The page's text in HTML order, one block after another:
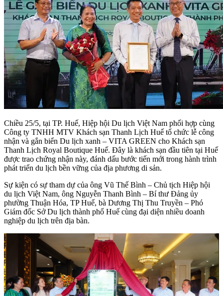
Chiều 25/5, tại TP. Huế, Hiệp hội Du lịch Việt Nam phối hợp cùng
Công ty TNHH MTV Khách sạn Thanh Lịch Huế tổ chức lễ công
nhận và gắn biển Du lịch xanh – VITA GREEN cho Khách sạn
Thanh Lịch Royal Boutique Huế. Đây là khách sạn đầu tiên tại Huế
được trao chứng nhận này, đánh dấu bước tiến mới trong hành trình
phát triển du lịch bền vững của địa phương di sản.
Sự kiện có sự tham dự của ông Vũ Thế Bình – Chủ tịch Hiệp hội
du lịch Việt Nam, ông Nguyễn Thanh Bình – Bí thư Đảng ủy
phường Thuận Hóa, TP Huế, bà Dương Thị Thu Truyền – Phó
Giám đốc Sở Du lịch thành phố Huế cùng đại diện nhiều doanh
nghiệp du lịch trên địa bàn.